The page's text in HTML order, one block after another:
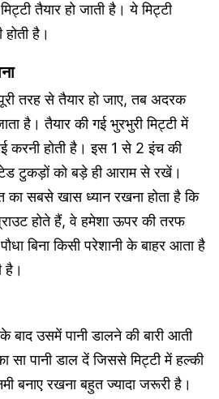
तैयार हो जाती है। ये मिट्टी
है।
तरह से तैयार हो जाए, तब अदरक
है। तैयार की गई भुरभुरी मिट्टी में
करनी होती है। इस 1 से 2 इंच की
टुकड़ों को बड़े ही आराम से रखें।
सबसे खास ध्यान रखना होता है कि
होते हैं, वे हमेशा ऊपर की तरफ
बिना किसी परेशानी के बाहर आता है
है।
बाद उसमें पानी डालने की बारी आती
पानी डाल दें जिससे मिट्टी में हल्की
बनाए रखना बहुत ज्यादा जरूरी है।